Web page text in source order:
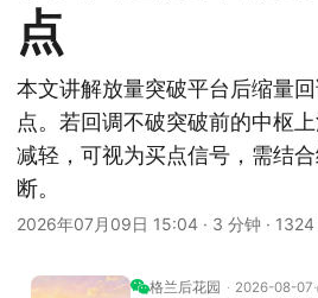
点
本文讲解放量突破平台后缩量
点。若回调不破突破前的中枢
减轻，可视为买点信号，需结
断。
2026年07月09日 15:04 · 3 分钟 · 1324
格兰后花园 2026-08-07